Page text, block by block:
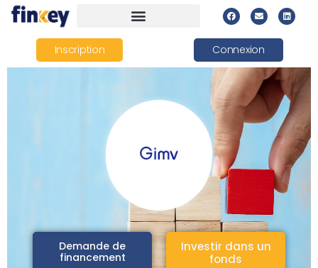
Inscription Connexion
Demande de
financement
Investir dans un
fonds